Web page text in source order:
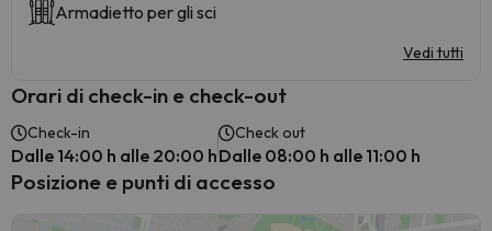
Armadietto per gli sci
Vedi tutti
Orari di check-in e check-out
Check-in
Dalle 14:00 h alle 20:00 h
Check out
Dalle 08:00 h alle 11:00 h
Posizione e punti di accesso